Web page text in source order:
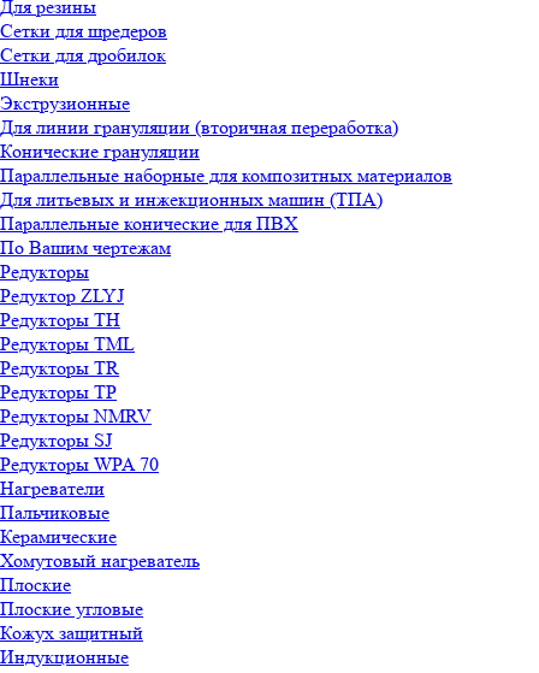
Для резины
Сетки для шредеров
Сетки для дробилок
Шнеки
Экструзионные
Для линии грануляции (вторичная переработка)
Конические грануляции
Параллельные наборные для композитных материалов
Для литьевых и инжекционных машин (ТПА)
Параллельные конические для ПВХ
По Вашим чертежам
Редукторы
Редуктор ZLYJ
Редукторы TH
Редукторы TML
Редукторы TR
Редукторы TP
Редукторы NMRV
Редукторы SJ
Редукторы WPA 70
Нагреватели
Пальчиковые
Керамические
Хомутовый нагреватель
Плоские
Плоские угловые
Кожух защитный
Индукционные